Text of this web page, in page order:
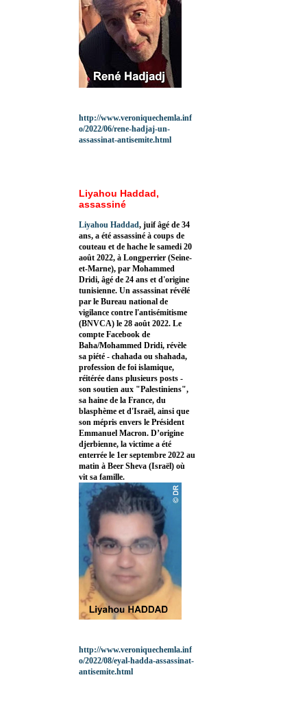
http://www.veroniquechemla.inf
o/2022/06/rene-hadjaj-un-
assassinat-antisemite.html
Liyahou Haddad,
assassiné
Liyahou Haddad, juif âgé de 34
ans, a été assassiné à coups de
couteau et de hache le samedi 20
août 2022, à Longperrier (Seine-
et-Marne), par Mohammed
Dridi, âgé de 24 ans et d'origine
tunisienne. Un assassinat révélé
par le Bureau national de
vigilance contre l'antisémitisme
(BNVCA) le 28 août 2022. Le
compte Facebook de
Baha/Mohammed Dridi, révèle
sa piété - chahada ou shahada,
profession de foi islamique,
réitérée dans plusieurs posts -
son soutien aux "Palestiniens",
sa haine de la France, du
blasphème et d'Israël, ainsi que
son mépris envers le Président
Emmanuel Macron. D’origine
djerbienne, la victime a été
enterrée le 1er septembre 2022 au
matin à Beer Sheva (Israël) où
vit sa famille.
http://www.veroniquechemla.inf
o/2022/08/eyal-hadda-assassinat-
antisemite.html